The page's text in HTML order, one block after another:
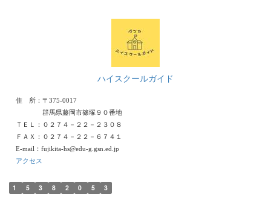
ハイスクールガイド
住 所：〒375-0017
群馬県藤岡市篠塚９０番地
ＴＥＬ：０２７４－２２－２３０８
ＦＡＸ：０２７４－２２－６７４１
E-mail：fujikita-hs@edu-g.gsn.ed.jp
アクセス
1 5 3 8 2 0 5 3